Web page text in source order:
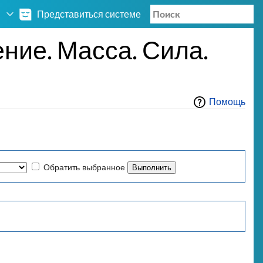
Представиться системе
Масса. Сила.
Помощь
Обратить выбранное